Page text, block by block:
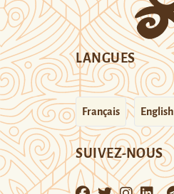
LANGUES
Français English
SUIVEZ-NOUS